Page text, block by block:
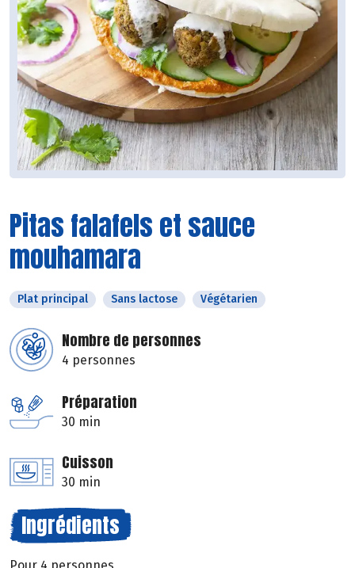
Pitas falafels et sauce
mouhamara
Plat principal Sans lactose Végétarien
Nombre de personnes
4 personnes
Préparation
30 min
Cuisson
30 min
Ingrédients